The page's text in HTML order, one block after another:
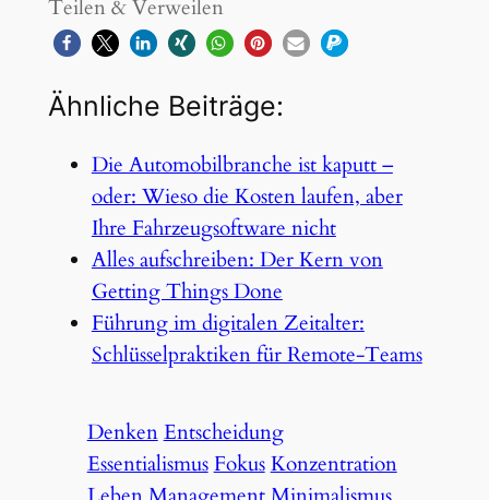
Teilen & Verweilen
Ähnliche Beiträge:
Die Automobilbranche ist kaputt –
oder: Wieso die Kosten laufen, aber
Ihre Fahrzeugsoftware nicht
Alles aufschreiben: Der Kern von
Getting Things Done
Führung im digitalen Zeitalter:
Schlüsselpraktiken für Remote-Teams
Denken Entscheidung
Essentialismus Fokus Konzentration